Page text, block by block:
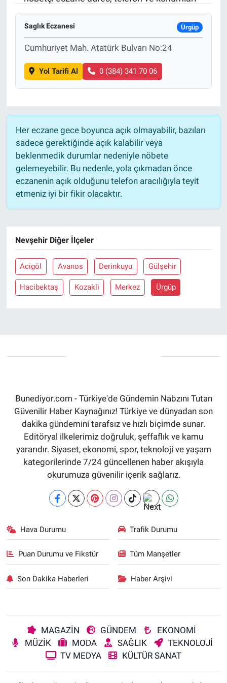
Saglık Eczanesi Ürgüp
Cumhuriyet Mah. Atatürk Bulvarı No:24
Yol Tarifi Al 0 (384) 341 70 06
Her eczane gece boyunca açık olmayabilir, bazıları
sadece gerektiğinde açık kalabilir veya
beklenmedik durumlar nedeniyle nöbete
gelemeyebilir. Bu nedenle, yola çıkmadan önce
eczanenin açık olduğunu telefon aracılığıyla teyit
etmeniz iyi bir fikir olacaktır.
Nevşehir Diğer İlçeler
Acigöl Avanos Derinkuyu Gülşehir
Hacibektaş Kozakli Merkez Ürgüp
Bunediyor.com - Türkiye'de Gündemin Nabzını Tutan
Güvenilir Haber Kaynağınız! Türkiye ve dünyadan son
dakika gündemini tarafsız ve hızlı biçimde sunar.
Editöryal ilkelerimiz doğruluk, şeffaflık ve kamu
yararıdır. Siyaset, ekonomi, spor, teknoloji ve yaşam
kategorilerinde 7/24 güncellenen haber akışıyla
okurumuza güvenilir içerik sağlarız.
Hava Durumu Trafik Durumu
Puan Durumu ve Fikstür Tüm Manşetler
Son Dakika Haberleri Haber Arşivi
MAGAZİN GÜNDEM
EKONOMİ
MÜZİK
MODA SAĞLIK
TEKNOLOJİ
TV MEDYA
KÜLTÜR SANAT
Spor
Teknoloji